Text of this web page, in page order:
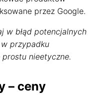
przez Google.
w błąd potencjalnych
przypadku
nieetyczne.
– ceny